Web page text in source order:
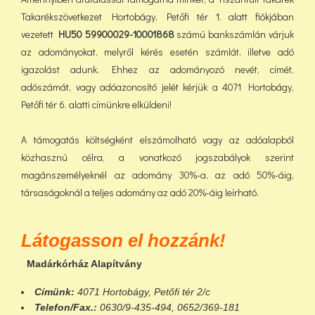
Takarékszövetkezet Hortobágy, Petőfi tér 1. alatt fiókjában
vezetett HU50 59900029-10001868számú bankszámlán várjuk
az adományokat, melyről kérés esetén számlát, illetve adó
igazolást adunk. Ehhez az adományozó nevét, címét,
adószámát, vagy adóazonosító jelét kérjük a 4071 Hortobágy,
Petőfi tér 6. alatti címünkre elküldeni!
A támogatás költségként elszámolható vagy az adóalapból
közhasznú célra, a vonatkozó jogszabályok szerint
magánszemélyeknél az adomány 30%-a, az adó 50%-áig,
társaságoknál a teljes adomány az adó 20%-áig leírható.
Látogasson el hozzánk!
Madárkórház Alapítvány
Címünk: 4071 Hortobágy, Petőfi tér 2/c
Telefon/Fax.: 0630/9-435-494, 0652/369-181